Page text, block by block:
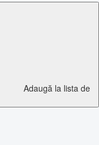
Adaugă la lista de